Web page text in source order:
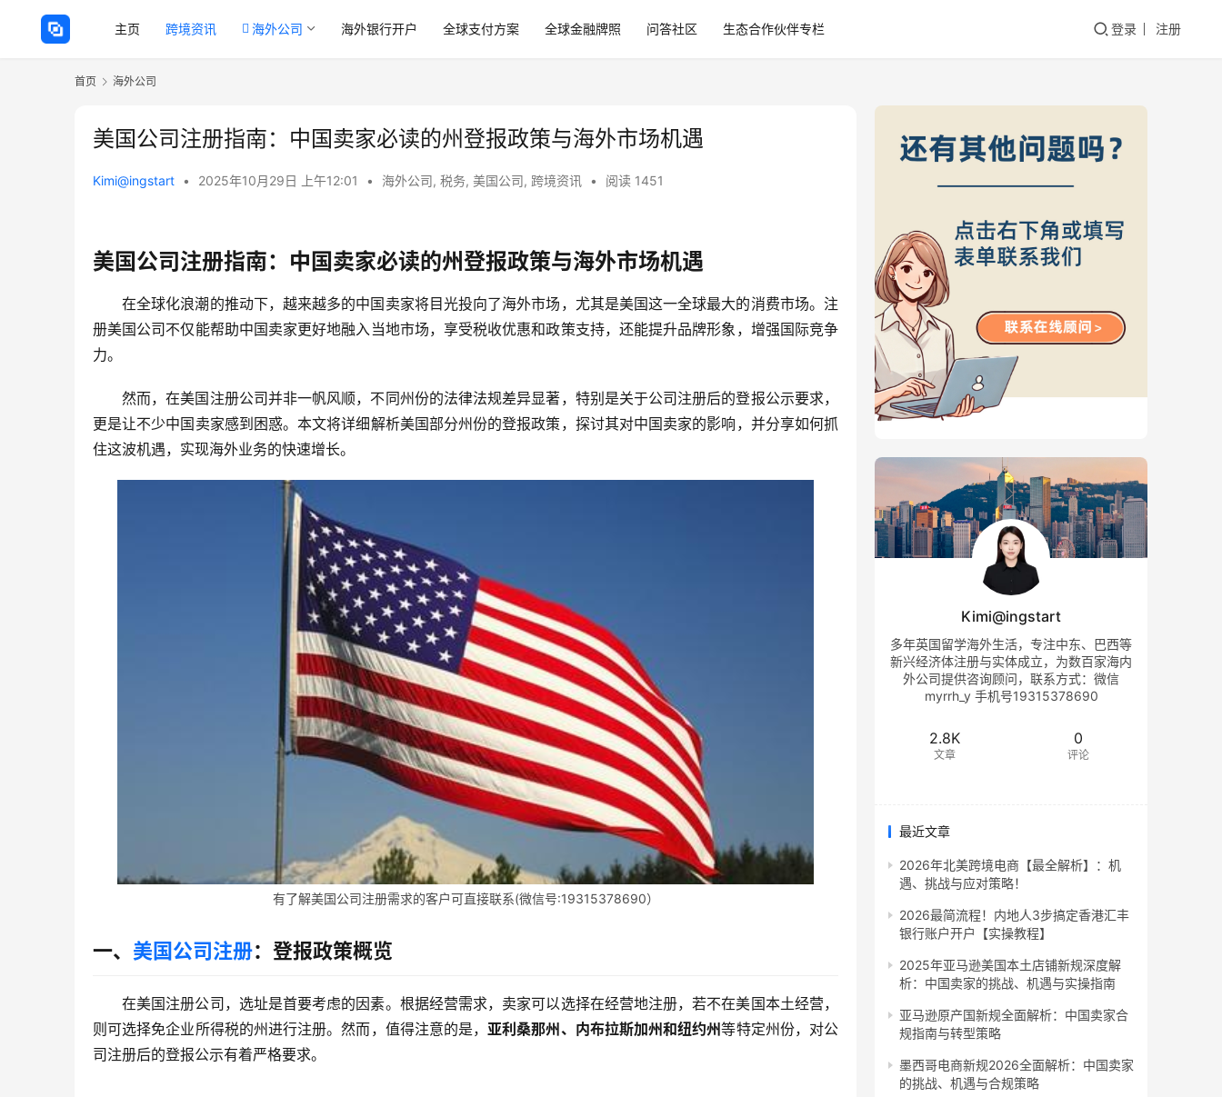
主页 跨境资讯 海外公司 海外银行开户 全球支付方案 全球金融牌照 问答社区 生态合作伙伴专栏 登录 注册
首页 海外公司
美国公司注册指南：中国卖家必读的州登报政策与海外市场机遇
Kimi@ingstart • 2025年10月29日 上午12:01 • 海外公司, 税务, 美国公司, 跨境资讯 • 阅读 1451
美国公司注册指南：中国卖家必读的州登报政策与海外市场机遇
在全球化浪潮的推动下，越来越多的中国卖家将目光投向了海外市场，尤其是美国这一全球最大的消费市场。注
册美国公司不仅能帮助中国卖家更好地融入当地市场，享受税收优惠和政策支持，还能提升品牌形象，增强国际竞争
力。
然而，在美国注册公司并非一帆风顺，不同州份的法律法规差异显著，特别是关于公司注册后的登报公示要求，
更是让不少中国卖家感到困惑。本文将详细解析美国部分州份的登报政策，探讨其对中国卖家的影响，并分享如何抓
住这波机遇，实现海外业务的快速增长。
有了解美国公司注册需求的客户可直接联系(微信号:19315378690）
一、 美国公司注册：登报政策概览
在美国注册公司，选址是首要考虑的因素。根据经营需求，卖家可以选择在经营地注册，若不在美国本土经营，
则可选择免企业所得税的州进行注册。然而，值得注意的是，亚利桑那州、内布拉斯加州和纽约州等特定州份，对公
司注册后的登报公示有着严格要求。
Kimi@ingstart
多年英国留学海外生活，专注中东、巴西等
新兴经济体注册与实体成立，为数百家海内
外公司提供咨询顾问，联系方式：微信
myrrh_y 手机号19315378690
2.8K
文章
0
评论
最近文章
2026年北美跨境电商【最全解析】：机
遇、挑战与应对策略！
2026最简流程！内地人3步搞定香港汇丰
银行账户开户【实操教程】
2025年亚马逊美国本土店铺新规深度解
析：中国卖家的挑战、机遇与实操指南
亚马逊原产国新规全面解析：中国卖家合
规指南与转型策略
墨西哥电商新规2026全面解析：中国卖家
的挑战、机遇与合规策略